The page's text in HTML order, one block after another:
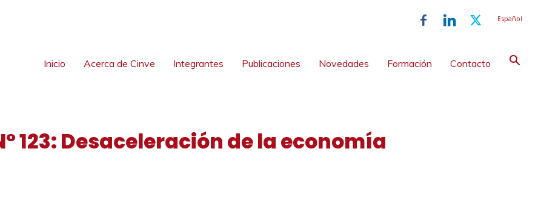
Español
Inicio Acerca de Cinve Integrantes Publicaciones Novedades Formación Contacto
123: Desaceleración de la economía